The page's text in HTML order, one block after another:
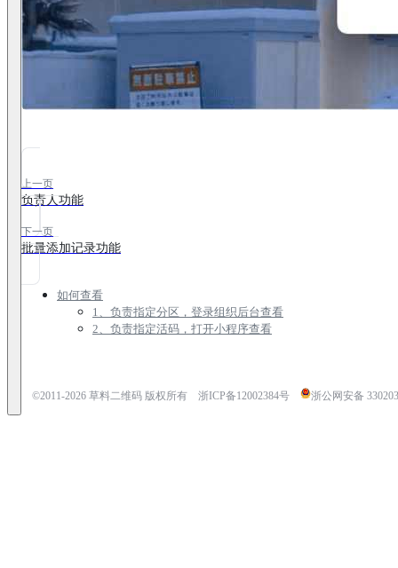
上一页
负责人功能
下一页
批量添加记录功能
如何查看
1、负责指定分区，登录组织后台查看
2、负责指定活码，打开小程序查看
©2011-2026草料二维码 版权所有 浙ICP备12002384号 浙公网安备